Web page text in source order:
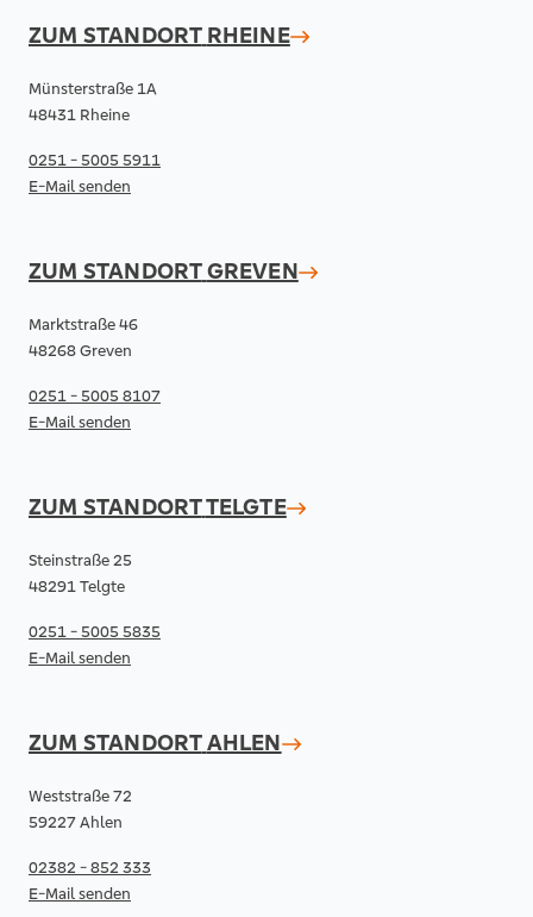
ZUM STANDORT RHEINE
Münsterstraße 1A
48431 Rheine
0251 - 5005 5911
E-Mail senden
ZUM STANDORTGREVEN
Marktstraße 46
48268 Greven
0251 - 5005 8107
E-Mail senden
ZUM STANDORTTELGTE
Steinstraße 25
48291 Telgte
0251 - 5005 5835
E-Mail senden
ZUM STANDORTAHLEN
Weststraße 72
59227 Ahlen
02382 - 852 333
E-Mail senden